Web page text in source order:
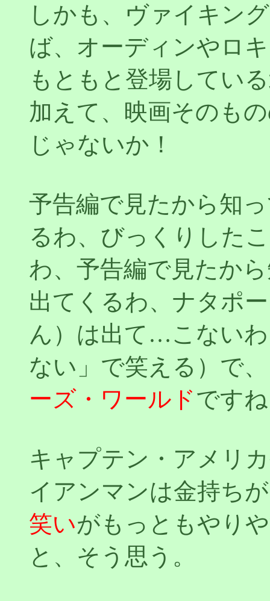
しかも、ヴァイキン
ば、オーディンやロ
もともと登場してい
加えて、映画そのも
じゃないか！
予告編で見たから知
るわ、びっくりした
わ、予告編で見たか
出てくるわ、ナタポ
ん）は出て…こない
ない」で笑える）で
ーズ・ワールドです
キャプテン・アメリ
イアンマンは金持ち
笑いがもっともやり
と、そう思う。